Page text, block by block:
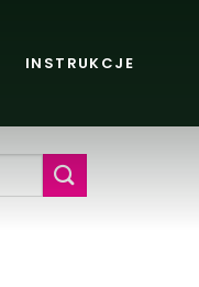
INSTRUKCJE